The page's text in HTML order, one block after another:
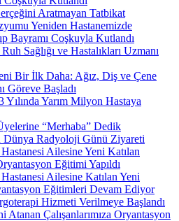
Aratmayan Tatbikat
Yeniden Hastanemizde
Bayramı Coşkuyla Kutlandı
Sağlığı ve Hastalıkları Uzmanı
Bir İlk Daha: Ağız, Diş ve Çene
Göreve Başladı
Yılında Yarım Milyon Hastaya
“Merhaba” Dedik
Dünya Radyoloji Günü Ziyareti
Ailesine Yeni Katılan
Eğitimi Yapıldı
Ailesine Katılan Yeni
Eğitimleri Devam Ediyor
Hizmeti Verilmeye Başlandı
Atanan Çalışanlarımıza Oryantasyon